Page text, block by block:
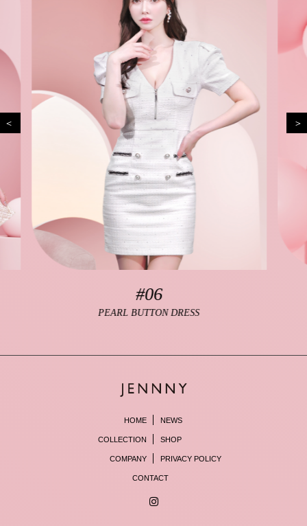
#08
SHEER CUT DRESS
HOME NEWS
COLLECTION SHOP
COMPANY PRIVACY POLICY
CONTACT